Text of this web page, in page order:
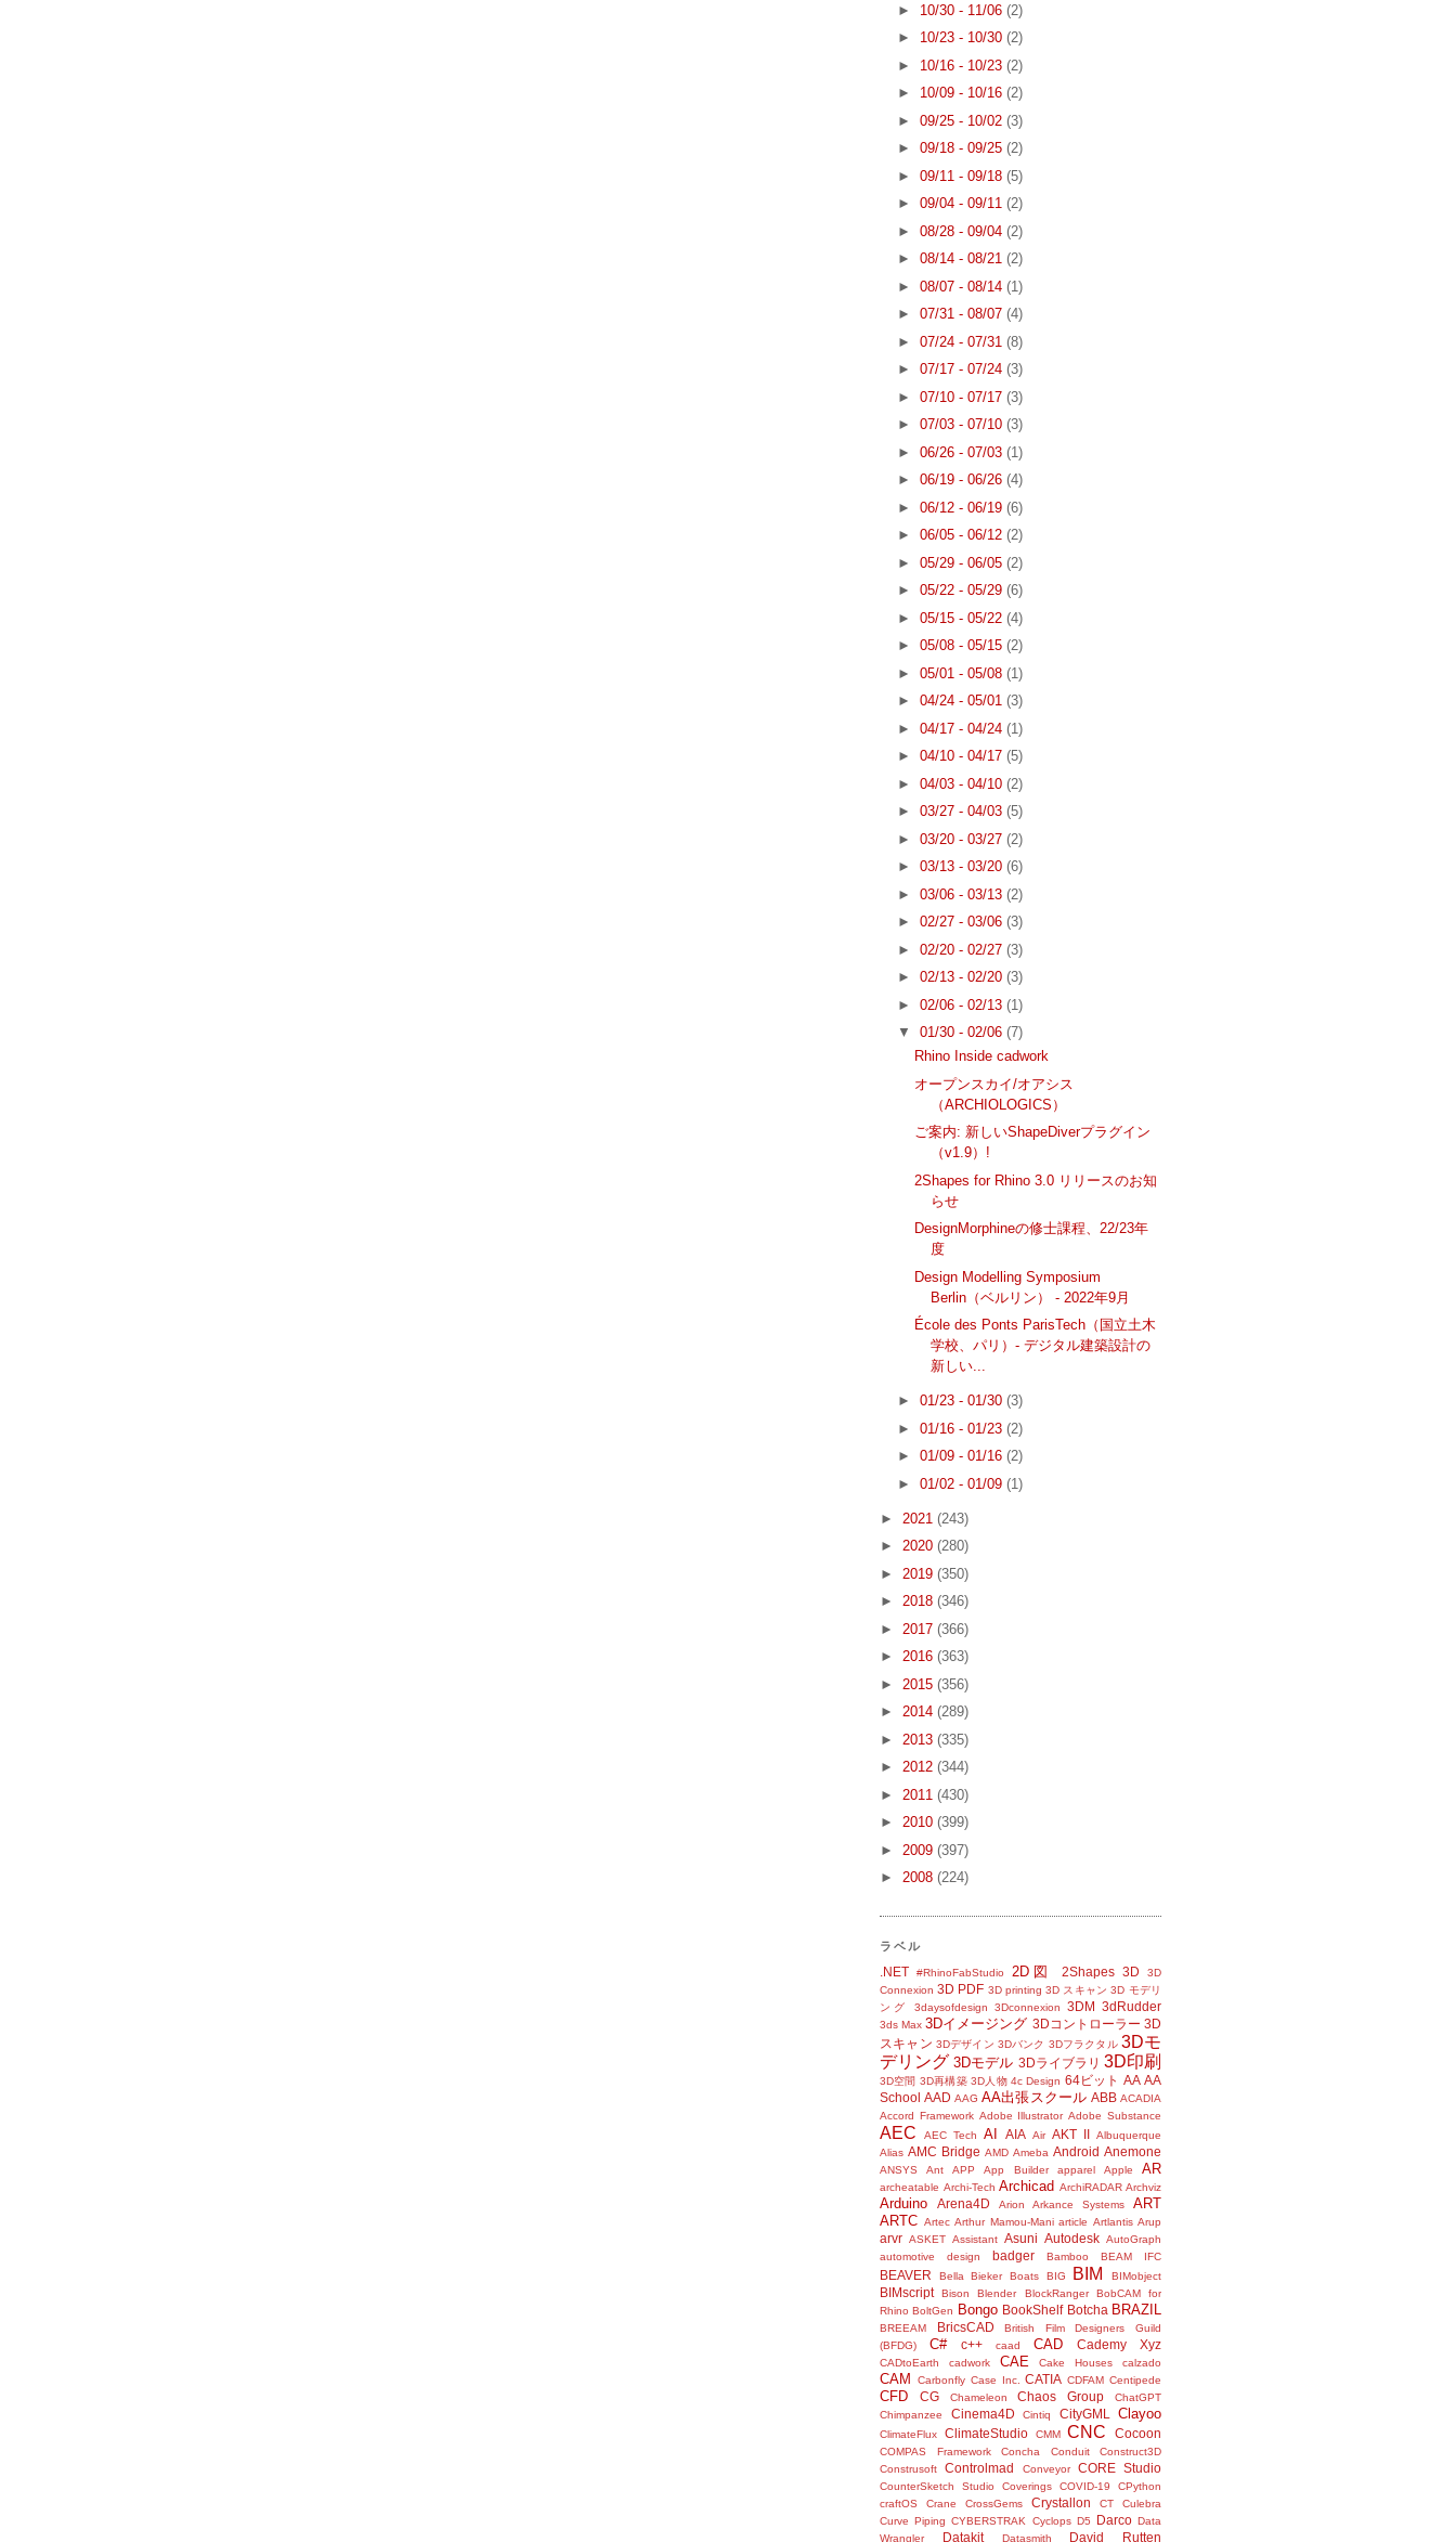
► 10/30 - 11/06 (2)
► 10/23 - 10/30 (2)
► 10/16 - 10/23 (2)
► 10/09 - 10/16 (2)
► 09/25 - 10/02 (3)
► 09/18 - 09/25 (2)
► 09/11 - 09/18 (5)
► 09/04 - 09/11 (2)
► 08/28 - 09/04 (2)
► 08/14 - 08/21 (2)
► 08/07 - 08/14 (1)
► 07/31 - 08/07 (4)
► 07/24 - 07/31 (8)
► 07/17 - 07/24 (3)
► 07/10 - 07/17 (3)
► 07/03 - 07/10 (3)
► 06/26 - 07/03 (1)
► 06/19 - 06/26 (4)
► 06/12 - 06/19 (6)
► 06/05 - 06/12 (2)
► 05/29 - 06/05 (2)
► 05/22 - 05/29 (6)
► 05/15 - 05/22 (4)
► 05/08 - 05/15 (2)
► 05/01 - 05/08 (1)
► 04/24 - 05/01 (3)
► 04/17 - 04/24 (1)
► 04/10 - 04/17 (5)
► 04/03 - 04/10 (2)
► 03/27 - 04/03 (5)
► 03/20 - 03/27 (2)
► 03/13 - 03/20 (6)
► 03/06 - 03/13 (2)
► 02/27 - 03/06 (3)
► 02/20 - 02/27 (3)
► 02/13 - 02/20 (3)
► 02/06 - 02/13 (1)
▼ 01/30 - 02/06 (7)
Rhino Inside cadwork
オープンスカイ/オアシス
（ARCHIOLOGICS）
ご案内: 新しいShapeDiverプラグイン
（v1.9）!
2Shapes for Rhino 3.0 リリースのお知
らせ
DesignMorphineの修士課程、22/23年
度
Design Modelling Symposium
Berlin（ベルリン） - 2022年9月
École des Ponts ParisTech（国立土木
学校、パリ）- デジタル建築設計の
新しい...
► 01/23 - 01/30 (3)
► 01/16 - 01/23 (2)
► 01/09 - 01/16 (2)
► 01/02 - 01/09 (1)
► 2021 (243)
► 2020 (280)
► 2019 (350)
► 2018 (346)
► 2017 (366)
► 2016 (363)
► 2015 (356)
► 2014 (289)
► 2013 (335)
► 2012 (344)
► 2011 (430)
► 2010 (399)
► 2009 (397)
► 2008 (224)
ラベル
.NET #RhinoFabStudio 2D図 2Shapes 3D
3D
Connexion 3D PDF 3D printing 3D スキャン 3D モデリ
ング
3daysofdesign 3Dconnexion 3DM 3dRudder
3ds Max 3Dイメージング 3Dコントローラー 3D
スキャン 3Dデザイン 3Dバンク 3Dフラクタル 3Dモ
デリング 3Dモデル 3Dライブラリ 3D印刷
3D空間 3D再構築 3D人物 4c Design 64ビット AA AA
School AAD AAG AA出張スクール ABB ACADIA
Accord Framework Adobe Illustrator Adobe Substance
AEC AEC Tech AI AIA Air AKT II
Albuquerque
Alias AMC Bridge AMD Ameba Android Anemone
ANSYS Ant APP App Builder apparel Apple AR
archeatable Archi-Tech Archicad ArchiRADAR Archviz
Arduino Arena4D Arion Arkance Systems
ART
ARTC Artec Arthur Mamou-Mani article Artlantis Arup
arvr ASKET Assistant Asuni Autodesk AutoGraph
automotive design
badger Bamboo BEAM IFC
BEAVER Bella Bieker Boats BIG BIM BIMobject
BIMscript Bison Blender BlockRanger
BobCAM for
Rhino BoltGen Bongo BookShelf Botcha BRAZIL
BREEAM BricsCAD
British Film Designers Guild
(BFDG)
C# c++ caad CAD Cademy Xyz
CADtoEarth cadwork CAE Cake Houses calzado
CAM Carbonfly Case Inc. CATIA CDFAM Centipede
CFD CG Chameleon Chaos Group
ChatGPT
Chimpanzee
Cinema4D Cintiq CityGML Clayoo
ClimateFlux ClimateStudio CMM CNC Cocoon
COMPAS Framework Concha Conduit
Construct3D
Construsoft
Controlmad Conveyor CORE Studio
CounterSketch Studio Coverings COVID-19
CPython
craftOS
Crane CrossGems Crystallon CT
Culebra
Curve Piping CYBERSTRAK Cyclops D5 Darco Data
Wrangler
Datakit Datasmith David Rutten